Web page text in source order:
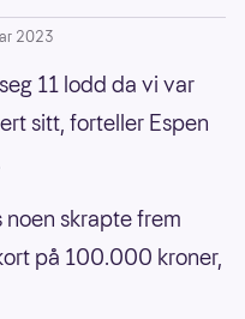
2023
11 lodd da vi var
sitt, forteller Espen
skrapte frem
på 100.000 kroner,